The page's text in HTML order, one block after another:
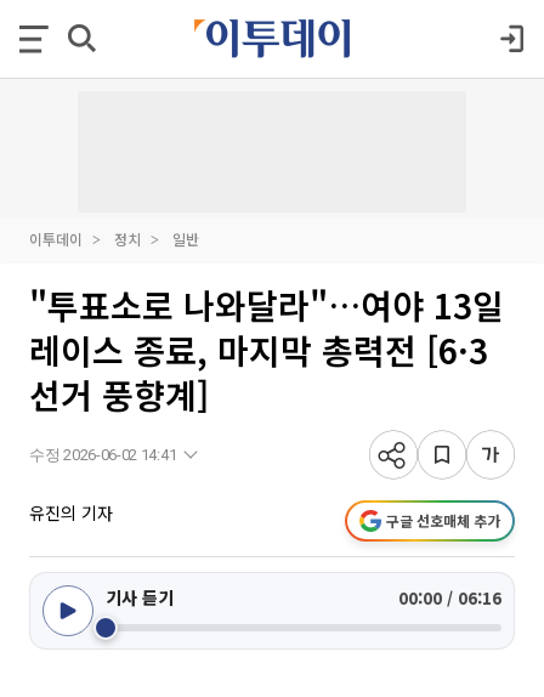
이투데이 정치 일반
"투표소로 나와달라"…여야 13일
레이스 종료, 마지막 총력전 [6·3
선거 풍향계]
수정 2026-06-02 14:41
유진의 기자 구글 선호매체 추가
기사 듣기 00:00 / 06:16